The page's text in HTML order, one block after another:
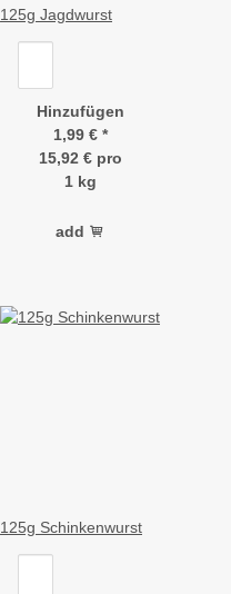
125g Jagdwurst
Hinzufügen
1,99 € *
15,92 € pro
1 kg
add
125g Schinkenwurst